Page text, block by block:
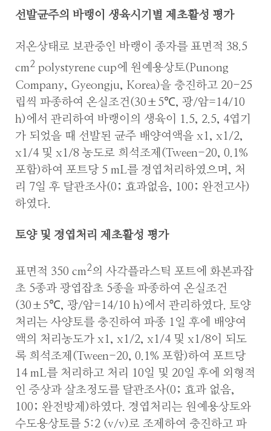
선발균주의 바랭이 생육시기별 제초활성 평가
저온상태로 보관중인 바랭이 종자를 표면적 38.5
cm2 polystyrene cup에 원예용상토(Punong
Company, Gyeongju, Korea)을 충진하고 20-25
립씩 파종하여 온실조건(30±5℃, 광/암=14/10
h)에서 관리하여 바랭이의 생육이 1.5, 2.5, 4엽기
가 되었을 때 선발된 균주 배양여액을 x1, x1/2,
x1/4 및 x1/8 농도로 희석조제(Tween-20, 0.1%
포함)하여 포트당 5 mL를 경엽처리하였으며, 처
리 7일 후 달관조사(0; 효과없음, 100; 완전고사)
하였다.
토양 및 경엽처리 제초활성 평가
표면적 350 cm2의 사각플라스틱 포트에 화본과잡
초 5종과 광엽잡초 5종을 파종하여 온실조건
(30±5℃, 광/암=14/10 h)에서 관리하였다. 토양
처리는 사양토를 충진하여 파종 1일 후에 배양여
액의 처리농도가 x1, x1/2, x1/4 및 x1/8이 되도
록 희석조제(Tween-20, 0.1% 포함)하여 포트당
14 mL를 처리하고 처리 10일 및 20일 후에 외형적
인 증상과 살초정도를 달관조사(0; 효과 없음,
100; 완전방제)하였다. 경엽처리는 원예용상토와
수도용상토를 5:2 (v/v)로 조제하여 충진하고 파